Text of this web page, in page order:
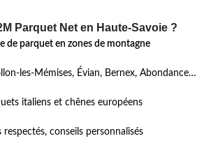
Parquet Net en Haute-Savoie ?
de parquet en zones de montagne
les-Mémises, Évian, Bernex, Abondance…
italiens et chênes européens
respectés, conseils personnalisés